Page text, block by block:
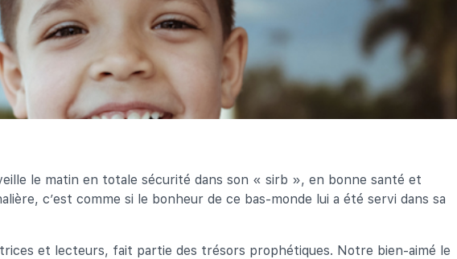
le matin en totale sécurité dans son « sirb », en bonne santé et
c’est comme si le bonheur de ce bas-monde lui a été servi dans sa
et lecteurs, fait partie des trésors prophétiques. Notre bien-aimé le